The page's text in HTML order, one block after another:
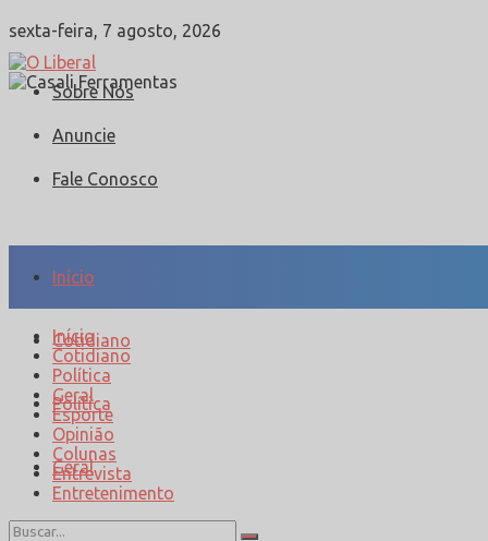
sexta-feira, 7 agosto, 2026
Sobre Nós
Anuncie
Fale Conosco
Início
Cotidiano
Política
Geral
Esporte
Início
Cotidiano
Política
Geral
Esporte
Opinião
Colunas
Entrevista
Entretenimento